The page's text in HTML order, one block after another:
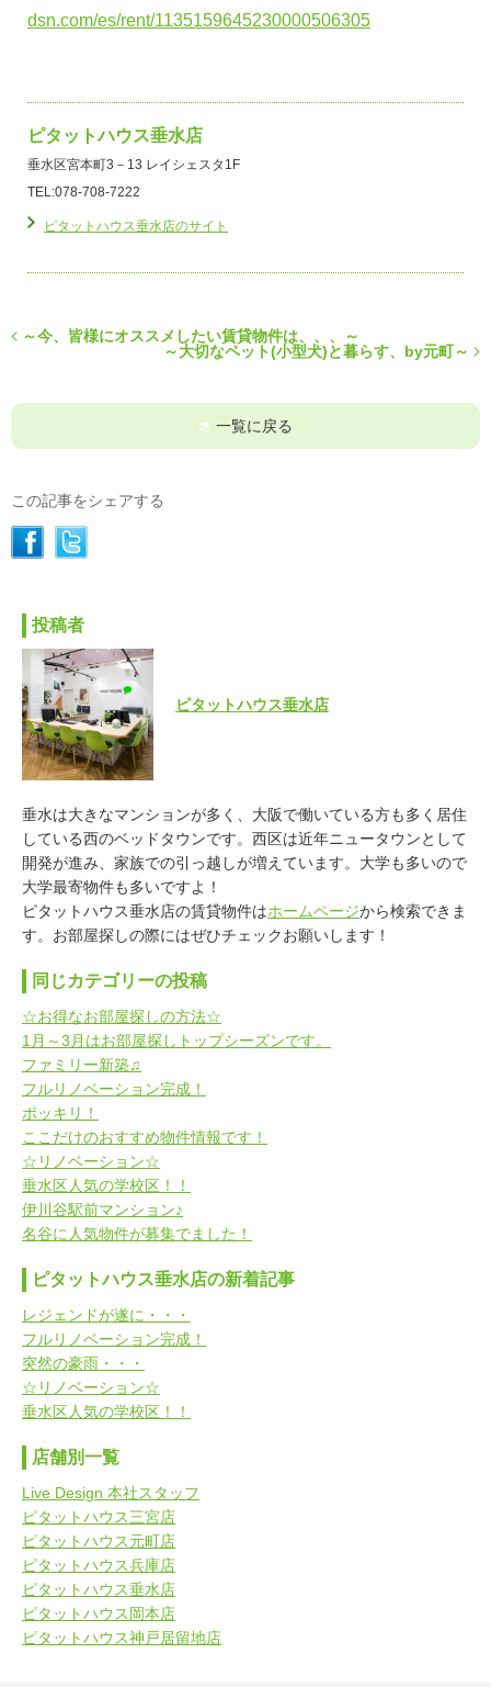
dsn.com/es/rent/1135159645230000506305
ピタットハウス垂水店
垂水区宮本町3－13 レイシェスタ1F
TEL:078-708-7222
ピタットハウス垂水店のサイト
～今、皆様にオススメしたい賃貸物件は、、、～
～大切なペット(小型犬)と暮らす、by元町～
一覧に戻る
この記事をシェアする
投稿者
ピタットハウス垂水店
垂水は大きなマンションが多く、大阪で働いている方も多く居住
している西のベッドタウンです。西区は近年ニュータウンとして
開発が進み、家族での引っ越しが増えています。大学も多いので
大学最寄物件も多いですよ！
ピタットハウス垂水店の賃貸物件はホームページから検索できま
す。お部屋探しの際にはぜひチェックお願いします！
同じカテゴリーの投稿
☆お得なお部屋探しの方法☆
1月～3月はお部屋探しトップシーズンです。
ファミリー新築♫
フルリノベーション完成！
ポッキリ！
ここだけのおすすめ物件情報です！
☆リノベーション☆
垂水区人気の学校区！！
伊川谷駅前マンション♪
名谷に人気物件が募集でました！
ピタットハウス垂水店の新着記事
レジェンドが遂に・・・
フルリノベーション完成！
突然の豪雨・・・
☆リノベーション☆
垂水区人気の学校区！！
店舗別一覧
Live Design 本社スタッフ
ピタットハウス三宮店
ピタットハウス元町店
ピタットハウス兵庫店
ピタットハウス垂水店
ピタットハウス岡本店
ピタットハウス神戸居留地店